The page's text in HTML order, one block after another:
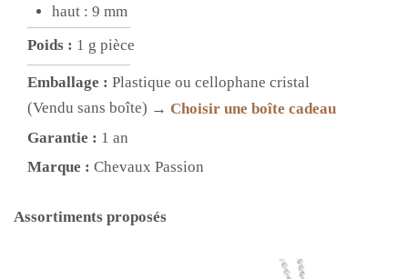
haut : 9 mm
Poids : 1 g pièce
Emballage : Plastique ou cellophane cristal
(Vendu sans boîte) → Choisir une boîte cadeau
Garantie : 1 an
Marque : Chevaux Passion
Assortiments proposés